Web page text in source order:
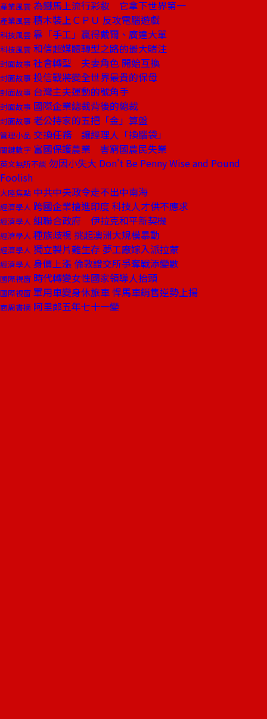
產業風雲 為鐵馬上流行彩妝 它拿下世界第一
產業風雲 積木裝上ＣＰＵ 反攻電腦遊戲
科技風雲 靠「手工」贏得戴爾、廣達大單
科技風雲 和信超媒體轉型之路的最大賭注
封面故事 社會轉型 夫妻角色 開始互換
封面故事 投信戰將變全世界最貴的保母
封面故事 台灣主夫運動的號角手
封面故事 國際企業總裁背後的總裁
封面故事 老公持家的五把「金」算盤
管理小品 交換任務 讓經理人「換腦袋」
關鍵數字 富國保護農業 害窮國農民失業
英文無所不談 勿因小失大 Don't Be Penny Wise and Pound
Foolish
大陸焦點 中共中央政令走不出中南海
經濟學人 跨國企業搶進印度 科技人才供不應求
經濟學人 組聯合政府 伊拉克和平新契機
經濟學人 種族歧視 挑起澳洲大規模暴動
經濟學人 獨立製片難生存 夢工廠嫁入派拉蒙
經濟學人 身價上漲 倫敦證交所爭奪戰添變數
國際視窗 時代轉變女性國家領導人抬頭
國際視窗 軍用車變身休旅車 悍馬車銷售逆勢上揚
商周書摘 阿里郎五年七十一變